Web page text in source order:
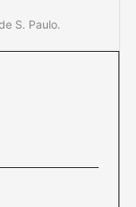
S. Paulo.